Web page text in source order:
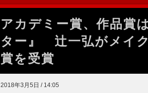
アカデミー賞、作品賞
ター』 辻一弘がメイ
賞を受賞
2018年3月5日 / 14:05